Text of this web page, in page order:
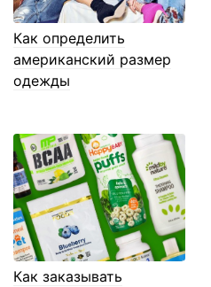
Как определить
американский размер
одежды
Как заказывать